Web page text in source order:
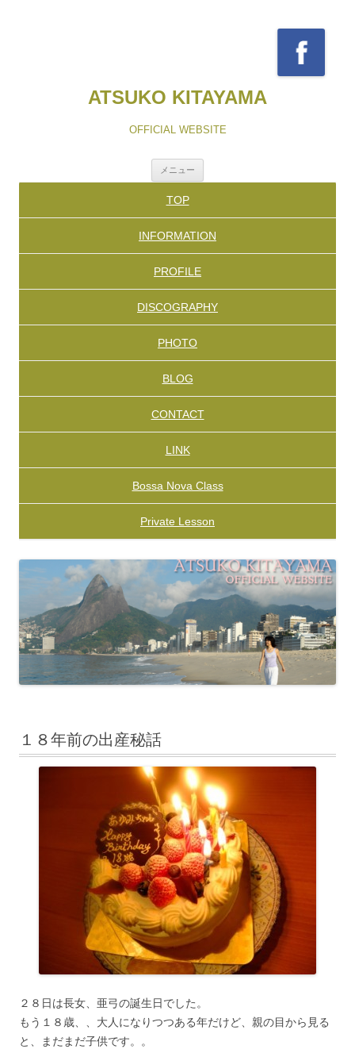
ATSUKO KITAYAMA
OFFICIAL WEBSITE
メニュー
ツ
ス
キ
TOP
INFORMATION
PROFILE
DISCOGRAPHY
PHOTO
BLOG
CONTACT
LINK
Bossa Nova Class
Private Lesson
１８年前の出産秘話
２８日は長女、亜弓の誕生日でした。
もう１８歳、、大人になりつつある年だけど、親の目から見る
と、まだまだ子供です。。